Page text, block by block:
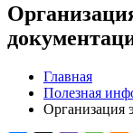
Главная
Полезная
Организация